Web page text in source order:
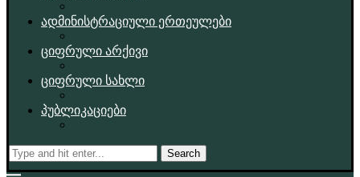
ადმინისტრაციული ერთეულები
ციფრული არქივი
ციფრული სახლი
პუბლიკაციები
Search